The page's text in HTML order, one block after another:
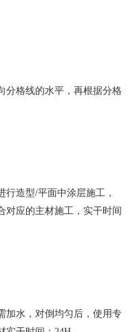
分格线的水平，再根据分格
行造型/平面中涂层施工，
对应的主材施工，实干时间
加水，对倒均匀后，使用专